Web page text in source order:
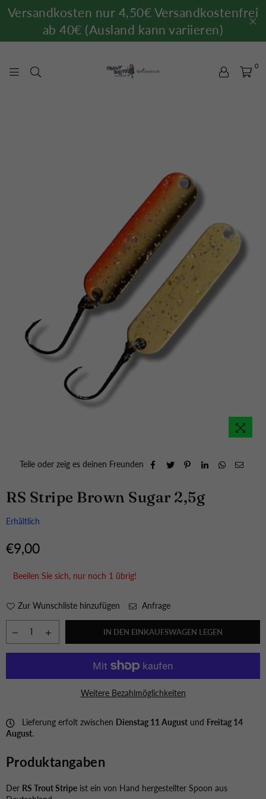
Versandkosten nur 4,50€ Versandkostenfrei
ab 40€ (Ausland kann variieren)
0
Teile oder zeig es deinen Freunden
RS Stripe Brown Sugar 2,5g
Erhältlich
Normaler
€9,00
Beeilen Sie sich, nur noch 1 übrig!
Zur Wunschliste hinzufügen Anfrage
IN DEN EINKAUFSWAGEN LEGEN
Weitere Bezahlmöglichkeiten
Lieferung erfolt zwischen Dienstag 11 August und Freitag 14
August.
Produktangaben
Der RS Trout Stripe ist ein von Hand hergestellter Spoon aus